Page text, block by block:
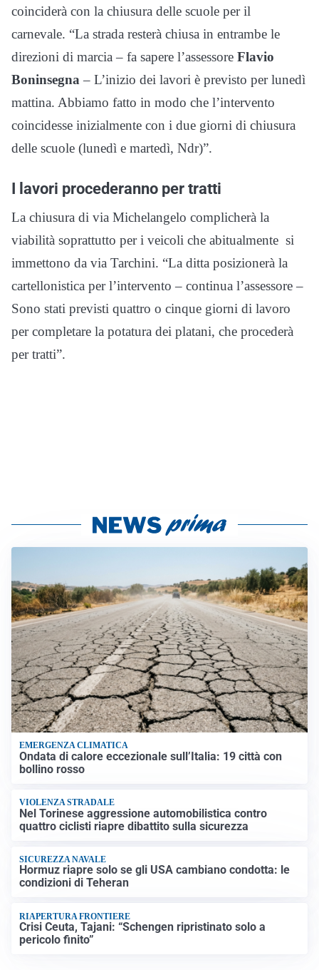
coinciderà con la chiusura delle scuole per il
carnevale. “La strada resterà chiusa in entrambe le
direzioni di marcia – fa sapere l’assessore Flavio
Boninsegna– L’inizio dei lavori è previsto per lunedì
mattina. Abbiamo fatto in modo che l’intervento
coincidesse inizialmente con i due giorni di chiusura
delle scuole (lunedì e martedì, Ndr)”.
I lavori procederanno per tratti
La chiusura di via Michelangelo complicherà la
viabilità soprattutto per i veicoli che abitualmente si
immettono da via Tarchini. “La ditta posizionerà la
cartellonistica per l’intervento – continua l’assessore –
Sono stati previsti quattro o cinque giorni di lavoro
per completare la potatura dei platani, che procederà
per tratti”.
EMERGENZA CLIMATICA
Ondata di calore eccezionale sull’Italia: 19 città con
bollino rosso
VIOLENZA STRADALE
Nel Torinese aggressione automobilistica contro
quattro ciclisti riapre dibattito sulla sicurezza
SICUREZZA NAVALE
Hormuz riapre solo se gli USA cambiano condotta: le
condizioni di Teheran
RIAPERTURA FRONTIERE
Crisi Ceuta, Tajani: “Schengen ripristinato solo a
pericolo finito”